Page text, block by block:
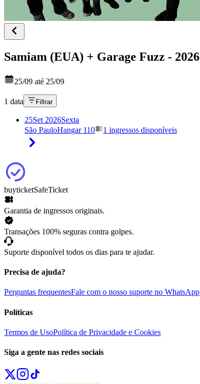
Samiam (EUA) + Garage Fuzz - 2026
25/09 até 25/09
1 data Filtrar
25Set 2026Sexta
São PauloHangar 110 1 ingressos disponíveis
buyticketSafeTicket
Garantia de ingressos originais.
Transações 100% seguras contra golpes.
Suporte disponível todos os dias para te ajudar.
Precisa de ajuda?
Perguntas frequentesFale com o nosso suporte no WhatsApp
Políticas
Termos de UsoPolítica de Privacidade e Cookies
Siga a gente nas redes sociais